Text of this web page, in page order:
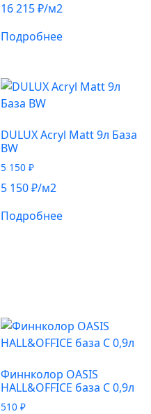
16 215₽/м2
Подробнее
DULUX Acryl Matt 9л База
BW
5 150₽
5 150₽/м2
Подробнее
Финнколор OASIS
HALL&OFFICE база С 0,9л
510₽